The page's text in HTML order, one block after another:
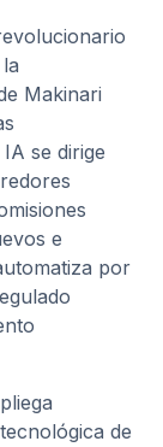
Makinari
se dirige
e
por
de